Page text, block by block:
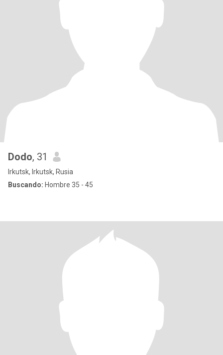
Dodo, 31
Irkutsk, Irkutsk, Rusia
Buscando: Hombre 35 - 45